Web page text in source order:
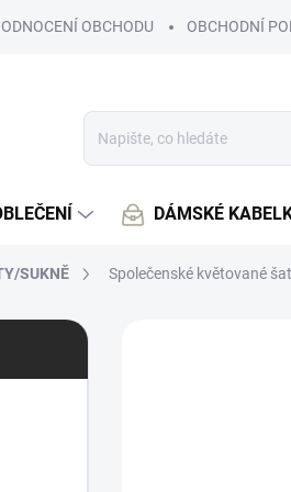
OBCHODU OBCHODNÍ
DÁMSKÉ
SUKNĚ Společenské květované